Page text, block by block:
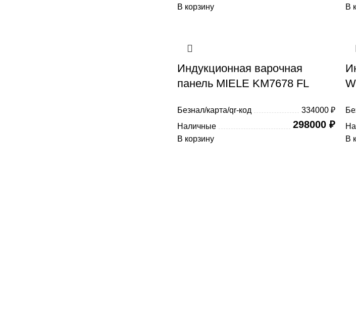
В корзину В
Индукционная варочная
панель MIELE KM7678 FL
Безнал/карта/qr-код
334000 ₽
Наличные
298000 ₽
В корзину В